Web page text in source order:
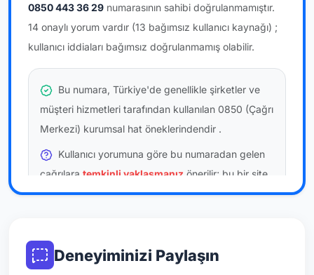
0850 443 36 29 numarasının sahibi doğrulanmamıştır.
14 onaylı yorum vardır (13 bağımsız kullanıcı kaynağı) ;
kullanıcı iddiaları bağımsız doğrulanmamış olabilir.
Bu numara, Türkiye'de genellikle şirketler ve
müşteri hizmetleri tarafından kullanılan 0850 (Çağrı
Merkezi) kurumsal hat öneklerindendir .
Kullanıcı yorumuna göre bu numaradan gelen
çağrılara temkinli yaklaşmanız önerilir; bu bir site
hükmü değildir.
resmi doğrulama niteliği taşımaz.
Deneyiminizi Paylaşın